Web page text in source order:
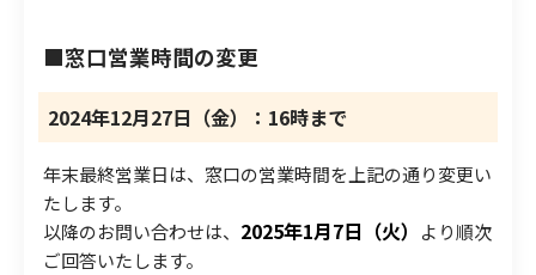
■窓口営業時間の変更
2024年12月27日（金）：16時まで
年末最終営業日は、窓口の営業時間を上記の通り変更い
たします。
以降のお問い合わせは、 2025年1月7日（火）
より順次
ご回答いたします。